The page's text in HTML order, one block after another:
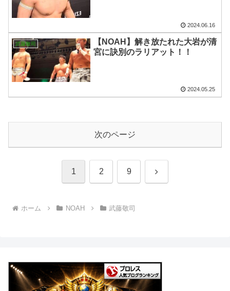
2024.06.16
武藤敬司
【NOAH】解き放たれた大岩が清
宮に訣別のラリアット！！
2024.05.25
次のページ
1 2 9 次
ホーム NOAH 武藤敬司